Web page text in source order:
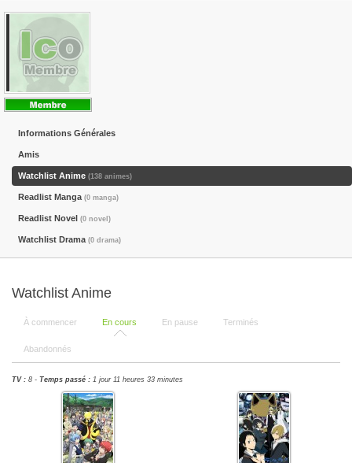
Informations Générales
Amis
Watchlist Anime (138 animes)
Readlist Manga (0 manga)
Readlist Novel (0 novel)
Watchlist Drama (0 drama)
Watchlist Anime
À commencer En cours En pause Terminés
Abandonnés
TV : 8 - Temps passé : 1 jour 11 heures 33 minutes